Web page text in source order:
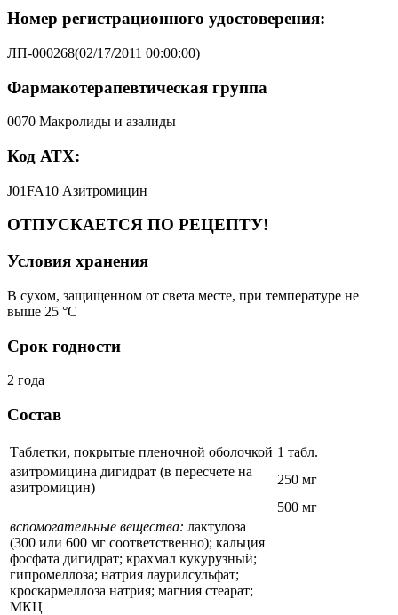
Номер регистрационного удостоверения:
ЛП-000268(02/17/2011 00:00:00)
Фармакотерапевтическая группа
0070 Макролиды и азалиды
Код АТХ:
J01FA10 Азитромицин
ОТПУСКАЕТСЯ ПО РЕЦЕПТУ!
Условия хранения
В сухом, защищенном от света месте, при температуре не
выше 25 °C
Срок годности
2 года
Состав
Таблетки, покрытые пленочной оболочкой 1 табл.
азитромицина дигидрат (в пересчете на
азитромицин)
250 мг
500 мг
вспомогательные вещества: лактулоза
(300 или 600 мг соответственно); кальция
фосфата дигидрат; крахмал кукурузный;
гипромеллоза; натрия лаурилсульфат;
кроскармеллоза натрия; магния стеарат;
МКЦ